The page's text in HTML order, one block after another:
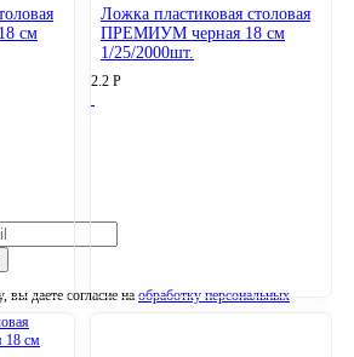
см
Ложка пластиковая столовая
ПРЕМИУМ черная 18 см
1/25/2000шт.
2.2 Р
даете согласие на обработку персональных